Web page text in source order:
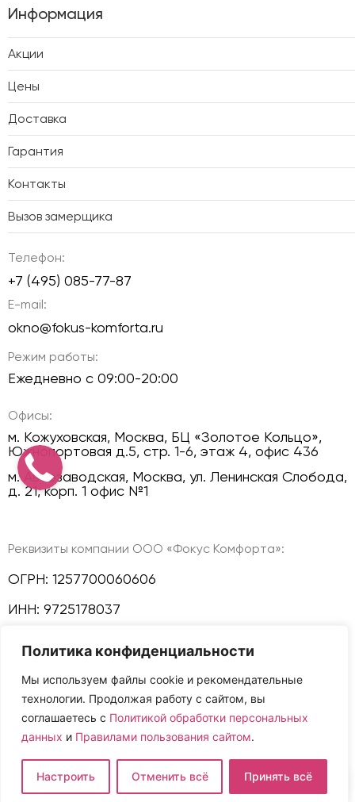
Политика конфиденциальности
Мы используем файлы cookie и рекомендательные
технологии. Продолжая работу с сайтом, вы
соглашаетесь с Политикой обработки персональных
данных и Правилами пользования сайтом.
Настроить Отменить всё Принять всё
Информация
Акции
Цены
Доставка
Гарантия
Контакты
Вызов замерщика
Телефон:
+7 (495) 085-77-87
E-mail:
okno@fokus-komforta.ru
Режим работы:
Ежедневно с 09:00-20:00
Офисы:
м. Кожуховская, Москва, БЦ «Золотое Кольцо»,
Южнопортовая д.5, стр. 1-6, этаж 4, офис 436
м. Автозаводская, Москва, ул. Ленинская Слобода,
д. 21, корп. 1 офис №1
Реквизиты компании ООО «Фокус Комфорта»:
ОГРН: 1257700060606
ИНН: 9725178037
КПП: 772501001
Политика конфиденциальности
Сайт и размещенная на нем информация не
являются публичной офертой